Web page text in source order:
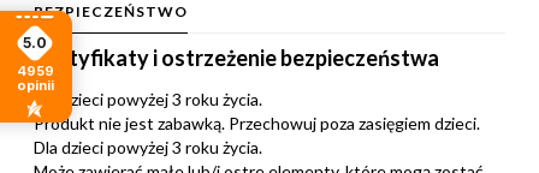
BEZPIECZEŃSTWO
Certyfikaty i ostrzeżenie bezpieczeństwa
Dla dzieci powyżej 3 roku życia.
Produkt nie jest zabawką. Przechowuj poza zasięgiem dzieci.
Dla dzieci powyżej 3 roku życia.
5.0
4959
opinii